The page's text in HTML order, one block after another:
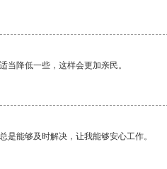
当降低一些，这样会更加亲民。
是能够及时解决，让我能够安心工作。